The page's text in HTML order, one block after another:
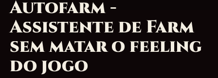
Autofarm -
Assistente de Farm
sem matar o feeling
do jogo